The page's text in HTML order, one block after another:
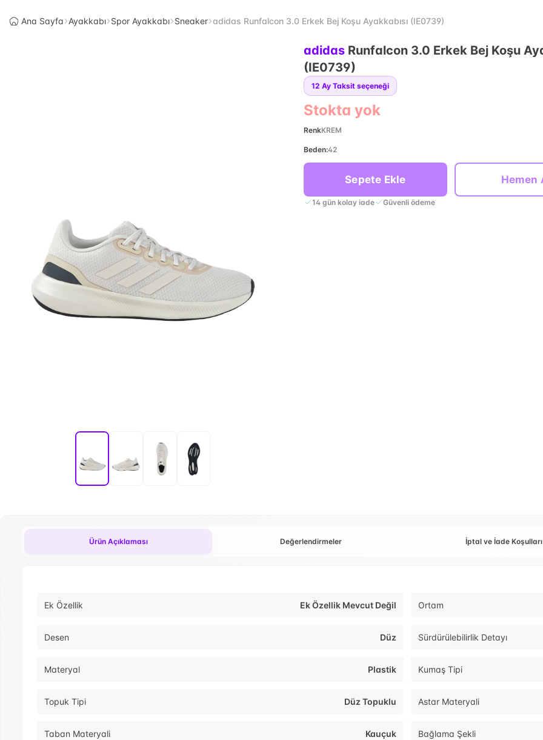
Ana Sayfa Ayakkabı Spor Ayakkabı Sneaker adidas Runfalcon 3.0 Erkek Bej Koşu Ayakkabısı (IE0739)
adidas Runfalcon 3.0 Erkek Bej Koşu
(IE0739)
12 Ay Taksit seçeneği
Stokta yok
RenkKREM
Beden:42
Sepete Ekle Hemen
14 gün kolay iade Güvenli ödeme
Ürün Açıklaması Değerlendirmeler İptal ve İade Koşulları
Ek Özellik Ek Özellik Mevcut Değil Ortam
Desen Düz Sürdürülebilirlik Detayı
Materyal Plastik Kumaş Tipi
Topuk Tipi Düz Topuklu Astar Materyali
Taban Materyali Kauçuk Bağlama Şekli